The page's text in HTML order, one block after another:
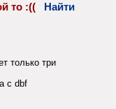
то :((
Найти
только три
с dbf